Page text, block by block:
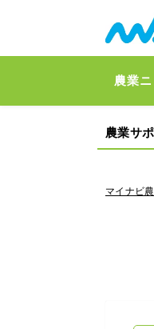
農業
農業サ
マイナビ